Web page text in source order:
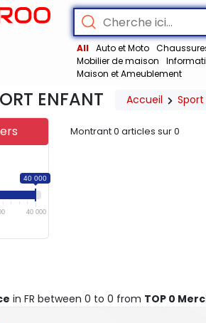
All Auto et Moto
Mobilier de maison
Maison et Ameublement
ENFANT Accueil Sport
40 000
40 000
Montrant0 articles sur0
in FR between 0 to 0 from TOP 0